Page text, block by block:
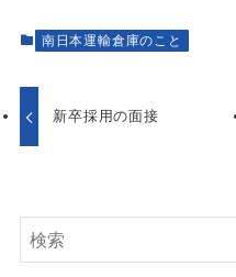
南日本運輸倉庫のこと
新卒採用の面接